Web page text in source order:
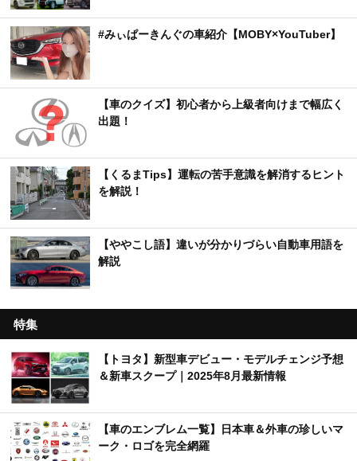
#みぃぱーきんぐの車紹介【MOBY×YouTuber】
【車のクイズ】初心者から上級者向けまで幅広く
出題！
【くるまTips】運転の苦手意識を解消するヒント
を解説！
【ややこし語】違いが分かりづらい自動車用語を
解説
特集
【トヨタ】新型車デビュー・モデルチェンジ予想
＆新車スクープ｜2025年8月最新情報
【車のエンブレム一覧】日本車＆外車の珍しいマ
ーク・ロゴを完全網羅